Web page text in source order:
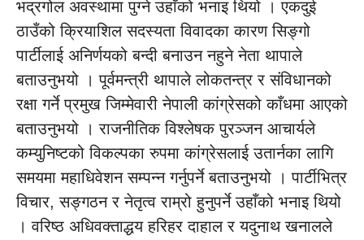
भद्रगोल अवस्थामा पुग्ने उहाँको भनाइ थियो । एकदुई
ठाउँको क्रियाशिल सदस्यता विवादका कारण सिङ्गो
पार्टीलाई अनिर्णयको बन्दी बनाउन नहुने नेता थापाले
बताउनुभयो । पूर्वमन्त्री थापाले लोकतन्त्र र संविधानको
रक्षा गर्ने प्रमुख जिम्मेवारी नेपाली कांग्रेसको काँधमा आएको
बताउनुभयो । राजनीतिक विश्लेषक पुरञ्जन आचार्यले
कम्युनिष्टको विकल्पका रुपमा कांग्रेसलाई उतार्नका लागि
समयमा महाधिवेशन सम्पन्न गर्नुपर्ने बताउनुभयो । पार्टीभित्र
विचार, सङ्गठन र नेतृत्व राम्रो हुनुपर्ने उहाँको भनाइ थियो
। वरिष्ठ अधिवक्ताद्धय हरिहर दाहाल र यदुनाथ खनालले